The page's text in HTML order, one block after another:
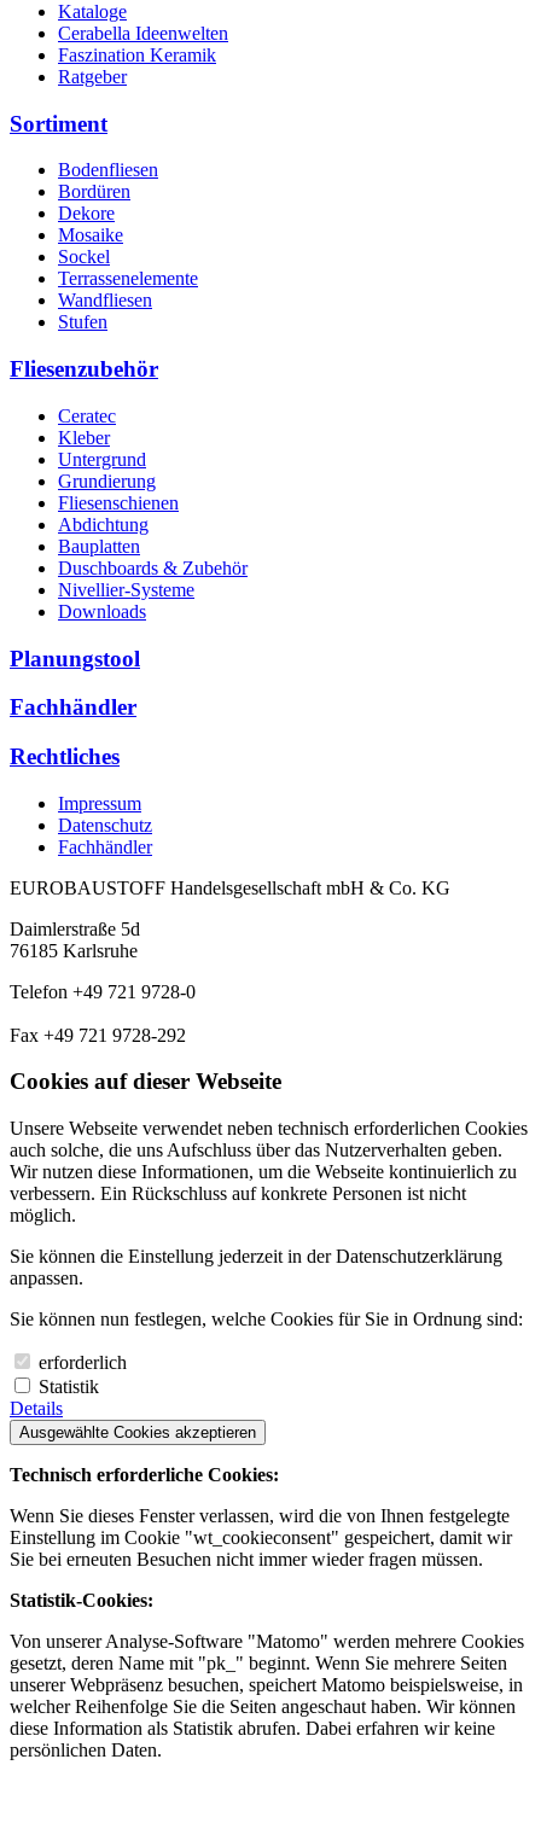
Kataloge
Cerabella Ideenwelten
Faszination Keramik
Ratgeber
Sortiment
Bodenfliesen
Bordüren
Dekore
Mosaike
Sockel
Terrassenelemente
Wandfliesen
Stufen
Fliesenzubehör
Ceratec
Kleber
Untergrund
Grundierung
Fliesenschienen
Abdichtung
Bauplatten
Duschboards & Zubehör
Nivellier-Systeme
Downloads
Planungstool
Fachhändler
Rechtliches
Impressum
Datenschutz
Fachhändler
EUROBAUSTOFF Handelsgesellschaft mbH & Co. KG
Daimlerstraße 5d
76185 Karlsruhe
Telefon +49 721 9728-0
Fax +49 721 9728-292
Cookies auf dieser Webseite
Unsere Webseite verwendet neben technisch erforderlichen Cookies
auch solche, die uns Aufschluss über das Nutzerverhalten geben.
Wir nutzen diese Informationen, um die Webseite kontinuierlich zu
verbessern. Ein Rückschluss auf konkrete Personen ist nicht
möglich.
Sie können die Einstellung jederzeit in der Datenschutzerklärung
anpassen.
Sie können nun festlegen, welche Cookies für Sie in Ordnung sind:
erforderlich
Statistik
Details
Ausgewählte Cookies akzeptieren
Technisch erforderliche Cookies:
Wenn Sie dieses Fenster verlassen, wird die von Ihnen festgelegte
Einstellung im Cookie "wt_cookieconsent" gespeichert, damit wir
Sie bei erneuten Besuchen nicht immer wieder fragen müssen.
Statistik-Cookies:
Von unserer Analyse-Software "Matomo" werden mehrere Cookies
gesetzt, deren Name mit "pk_" beginnt. Wenn Sie mehrere Seiten
unserer Webpräsenz besuchen, speichert Matomo beispielsweise, in
welcher Reihenfolge Sie die Seiten angeschaut haben. Wir können
diese Information als Statistik abrufen. Dabei erfahren wir keine
persönlichen Daten.